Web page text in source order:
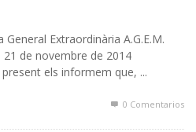
General Extraordinària A.G.E.M.
21 de novembre de 2014
els informem que, ...
0 Comentarios